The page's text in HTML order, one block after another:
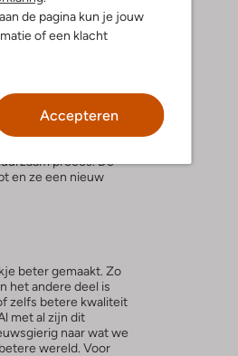
de pagina kun je jouw
of een klacht
Accepteren
wordt er
worden.
zijn hersteld,
Zo weet je
of een
proces. De
en ze een nieuw
beter gemaakt. Zo
het andere deel is
zelfs betere kwaliteit
met al zijn dit
naar wat we
wereld. Voor